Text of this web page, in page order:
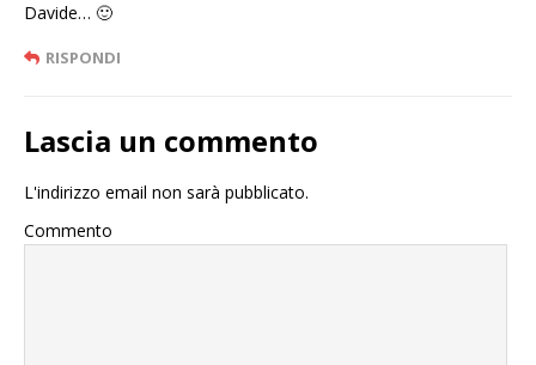
Davide… 🙂
RISPONDI
Lascia un commento
L'indirizzo email non sarà pubblicato.
Commento